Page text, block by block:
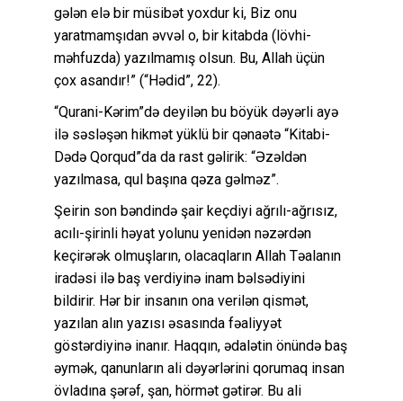
gələn elə bir müsibət yoxdur ki, Biz onu
yaratmamşıdan əvvəl o, bir kitabda (lövhi-
məhfuzda) yazılmamış olsun. Bu, Allah üçün
çox asandır!” (“Hədid”, 22).
“Qurani-Kərim”də deyilən bu böyük dəyərli ayə
ilə səsləşən hikmət yüklü bir qənaətə “Kitabi-
Dədə Qorqud”da da rast gəlirik: “Əzəldən
yazılmasa, qul başına qəza gəlməz”.
Şeirin son bəndində şair keçdiyi ağrılı-ağrısız,
acılı-şirinli həyat yolunu yenidən nəzərdən
keçirərək olmuşların, olacaqların Allah Təalanın
iradəsi ilə baş verdiyinə inam bəlsədiyini
bildirir. Hər bir insanın ona verilən qismət,
yazılan alın yazısı əsasında fəaliyyət
göstərdiyinə inanır. Haqqın, ədalətin önündə baş
əymək, qanunların ali dəyərlərini qorumaq insan
övladına şərəf, şan, hörmət gətirər. Bu ali